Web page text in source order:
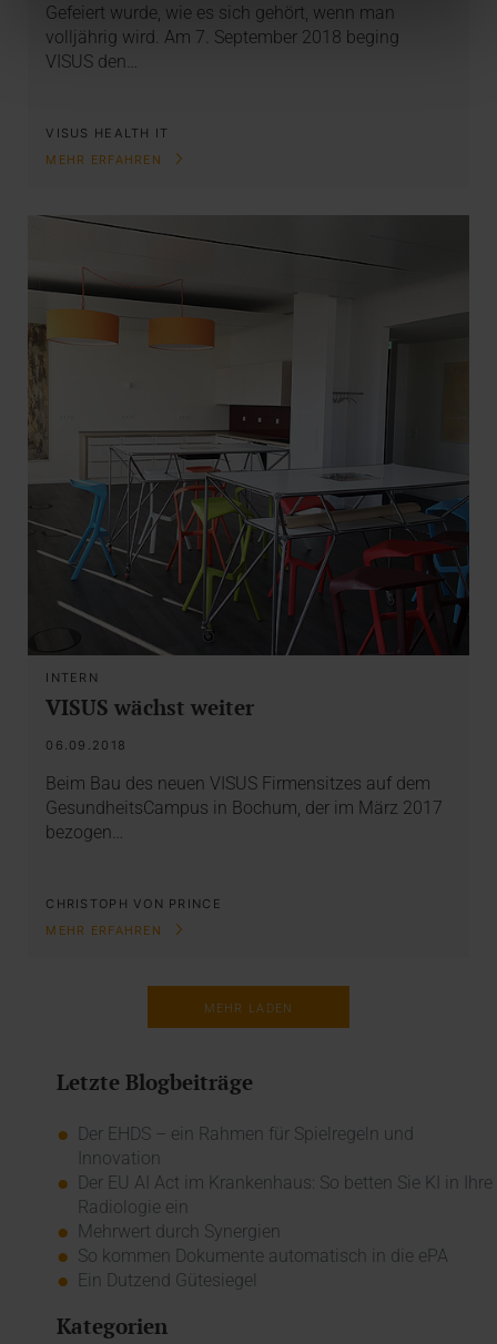
Gefeiert wurde, wie es sich gehört, wenn man
volljährig wird. Am 7. September 2018 beging
VISUS den…
VISUS HEALTH IT
MEHR ERFAHREN
INTERN
VISUS wächst weiter
06.09.2018
Beim Bau des neuen VISUS Firmensitzes auf dem
GesundheitsCampus in Bochum, der im März 2017
bezogen…
CHRISTOPH VON PRINCE
MEHR ERFAHREN
MEHR LADEN
Letzte Blogbeiträge
Der EHDS – ein Rahmen für Spielregeln und
Innovation
Der EU AI Act im Krankenhaus: So betten Sie KI in Ihre
Radiologie ein
Mehrwert durch Synergien
So kommen Dokumente automatisch in die ePA
Ein Dutzend Gütesiegel
Kategorien